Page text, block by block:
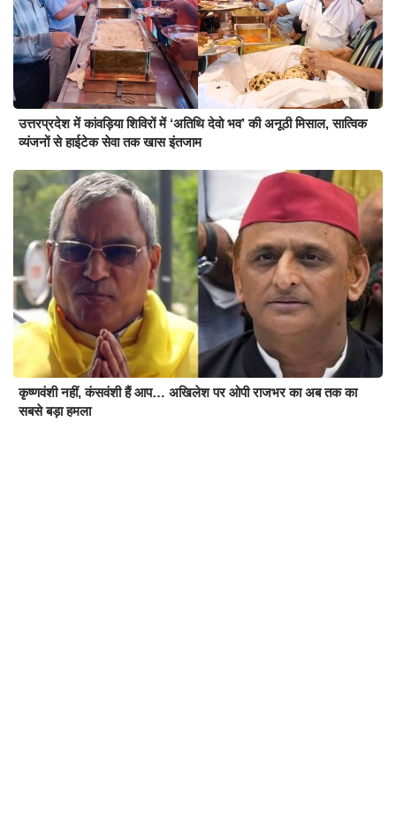
उत्तरप्रदेश में कांवड़िया शिविरों में ‘अतिथि देवो भव’ की अनूठी मिसाल, सात्विक
व्यंजनों से हाईटेक सेवा तक खास इंतजाम
कृष्णवंशी नहीं, कंसवंशी हैं आप… अखिलेश पर ओपी राजभर का अब तक का
सबसे बड़ा हमला